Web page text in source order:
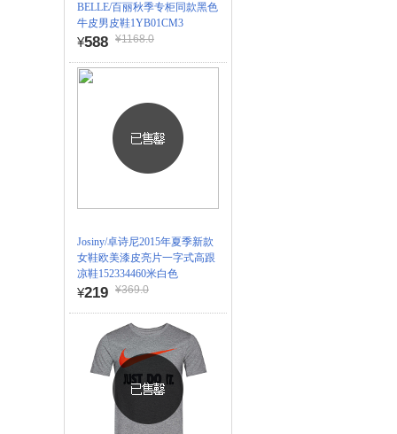
BELLE/百丽秋季专柜同款黑色
牛皮男皮鞋1YB01CM3
¥588 ¥1168.0
Josiny/卓诗尼2015年夏季新款
女鞋欧美漆皮亮片一字式高跟
凉鞋152334460米白色
¥219 ¥369.0